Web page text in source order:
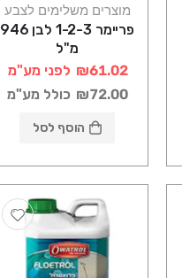
מוצרים משלימים לצבע
פריימר 1-2-3 לבן 946
מ"ל
₪61.02 לפני מע"מ
₪72.00 כולל מע"מ
הוסף לסל